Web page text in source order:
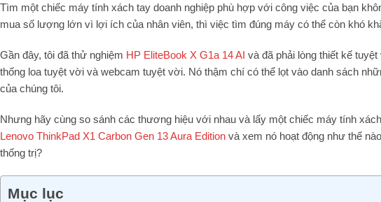
Tìm một chiếc máy tính xách tay doanh nghiệp phù hợp với công việc của bạn
mua số lượng lớn vì lợi ích của nhân viên, thì việc tìm đúng máy có thể còn khó
Gần đây, tôi đã thử nghiệm HP EliteBook X G1a 14 AI và đã phải lòng thiết kế
thống loa tuyệt vời và webcam tuyệt vời. Nó thậm chí có thể lọt vào danh sách
của chúng tôi.
Nhưng hãy cùng so sánh các thương hiệu với nhau và lấy một chiếc máy tính
Lenovo ThinkPad X1 Carbon Gen 13 Aura Edition và xem nó hoạt động như thế
thống trị?
Mục lục